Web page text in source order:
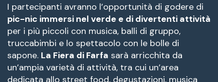
I partecipanti avranno l’opportunità di godere di
pic-nic immersi nel verde e di divertenti attività
per i più piccoli con musica, balli di gruppo,
truccabimbi e lo spettacolo con le bolle di
sapone. La Fiera di Farfa sarà arricchita da
un’ampia varietà di attività, tra cui un’area
dedicata allo street food, degustazioni, musica